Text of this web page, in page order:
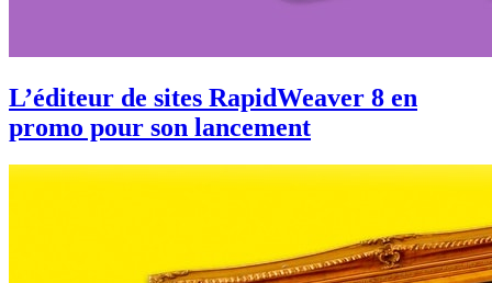
L’éditeur de sites RapidWeaver 8 en
promo pour son lancement